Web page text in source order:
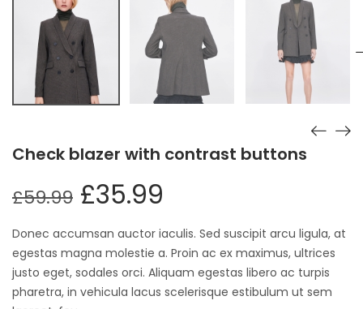
Check blazer with contrast buttons
£59.99 £35.99
Donec accumsan auctor iaculis. Sed suscipit arcu ligula, at
egestas magna molestie a. Proin ac ex maximus, ultrices
justo eget, sodales orci. Aliquam egestas libero ac turpis
pharetra, in vehicula lacus scelerisque estibulum ut sem